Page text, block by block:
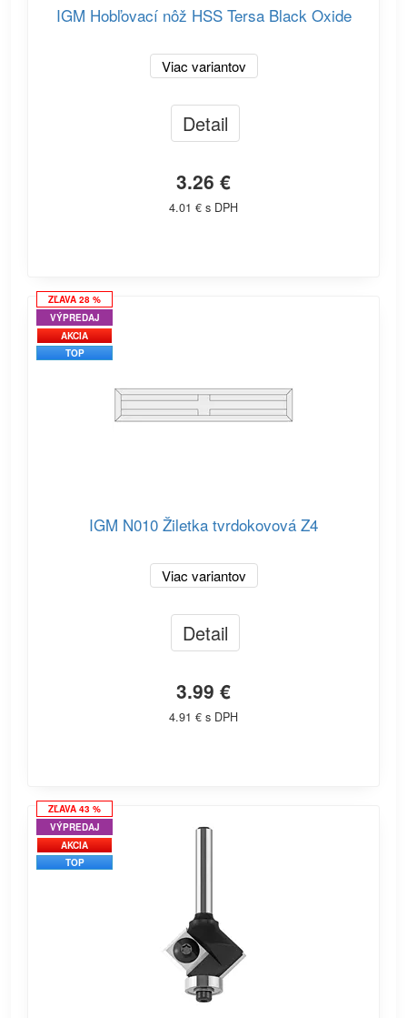
IGM Hobľovací nôž HSS Tersa Black Oxide
Viac variantov
Detail
3.26 €
4.01 € s DPH
ZĽAVA 28 %
VÝPREDAJ
AKCIA
TOP
IGM N010 Žiletka tvrdokovová Z4
Viac variantov
Detail
3.99 €
4.91 € s DPH
ZĽAVA 43 %
VÝPREDAJ
AKCIA
TOP